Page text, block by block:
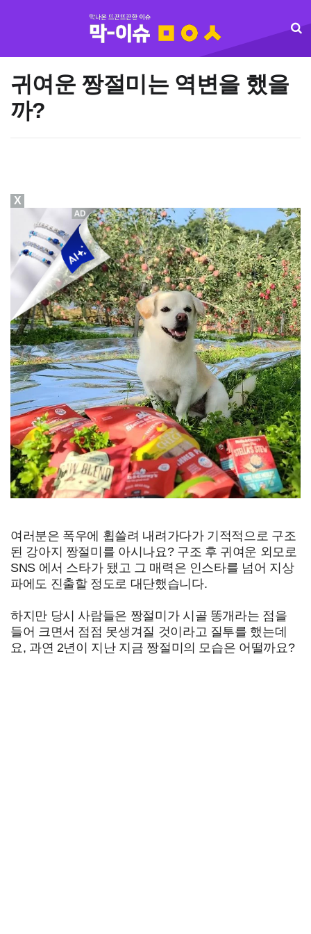
귀여운 짱절미는 역변을 했을
까?
여러분은 폭우에 휩쓸려 내려가다가 기적적으로 구조
된 강아지 짱절미를 아시나요? 구조 후 귀여운 외모로
SNS 에서 스타가 됐고 그 매력은 인스타를 넘어 지상
파에도 진출할 정도로 대단했습니다.
하지만 당시 사람들은 짱절미가 시골 똥개라는 점을
들어 크면서 점점 못생겨질 것이라고 질투를 했는데
요, 과연 2년이 지난 지금 짱절미의 모습은 어떨까요?
X